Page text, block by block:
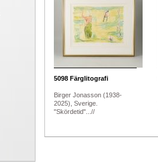
5098Färglitografi
Birger Jonasson (1938-
2025), Sverige.
"Skördetid"...//